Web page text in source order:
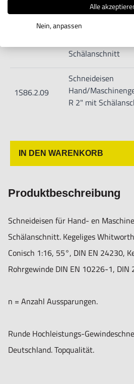
Schneideisen
Hand/
Schälanschnitt
1S86.2.09
Schneideisen
Hand/
R 2" mit
IN DEN WARENKORB
Produktbeschreibung
Schneideisen für Hand- en
Schälanschnitt. Kegeliges
Conisch 1:16, 55°, DIN EN 24230,
Rohrgewinde DIN EN 10226-1,
n = Anzahl Aussparungen.
Runde Hochleistungs-
Deutschland. Topqualität.
Alle
Nein, anpassen